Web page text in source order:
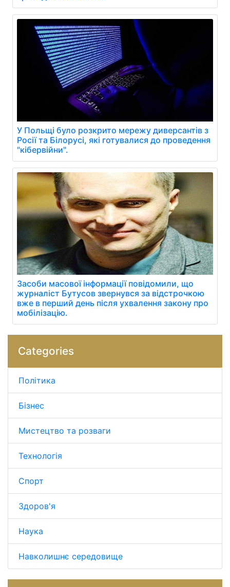
У Польщі було розкрито мережу диверсантів з
Росії та Білорусі, які готувалися до проведення
"кібервійни".
Засоби масової інформації повідомили, що
журналіст Бутусов звернувся за відстрочкою
вже в перший день після ухвалення закону про
мобілізацію.
Categories
Політика
Бізнес
Мистецтво та розваги
Технологія
Спорт
Здоров'я
Наука
Навколишнє середовище